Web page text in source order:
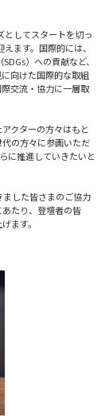
としてスタートを切っ
ます。国際的には、
）への貢献など、
向けた国際的な取組
交流・協力に一層取
クターの方々はもと
の方々に参画いただ
に推進していきたいと
した皆さまのご協力
たり、登壇者の皆
ます。